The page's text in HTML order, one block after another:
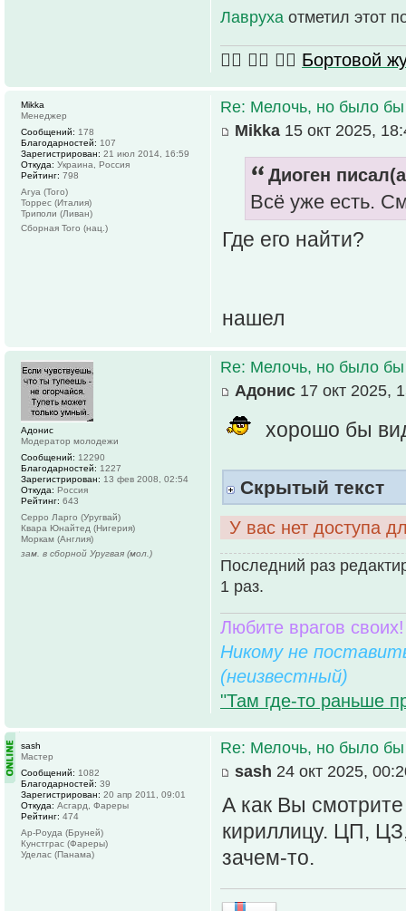
Лавруха отметил этот
🏴‍☠️ 🏴‍☠️ 🏴‍☠️ Бортовой
Re: Мелочь, но было бы
Mikka 15 окт 2025,
Диоген
Всё уже есть.
Где его найти?
нашел
Mikka
Менеджер
Сообщений: 178
Благодарностей: 107
Зарегистрирован: 21 июл 2014, 16:59
Откуда: Украина, Россия
Рейтинг: 798
Агуа (Того)
Торрес (Италия)
Триполи (Ливан)
Сборная Того (нац.)
Re: Мелочь, но было бы
Адонис 17 окт 2025,
хорошо бы
Скрытый текст
У вас нет доступа
Последний раз
1 раз.
Любите врагов
Никому не
(неизвестный)
"Там где-то раньше
Адонис
Модератор молодежи
Сообщений: 12290
Благодарностей: 1227
Зарегистрирован: 13 фев 2008, 02:54
Откуда: Россия
Рейтинг: 643
Серро Ларго (Уругвай)
Квара Юнайтед (Нигерия)
Моркам (Англия)
зам. в сборной Уругвая (мол.)
Re: Мелочь, но было бы
sash 24 окт 2025,
А как Вы
кириллицу. ЦП,
зачем-то.
sash
Мастер
Сообщений: 1082
Благодарностей: 39
Зарегистрирован: 20 апр 2011, 09:01
Откуда: Асгард, Фареры
Рейтинг: 474
Ар-Роуда (Бруней)
Кунстграс (Фареры)
Уделас (Панама)